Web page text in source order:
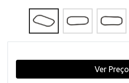
Ver Preço